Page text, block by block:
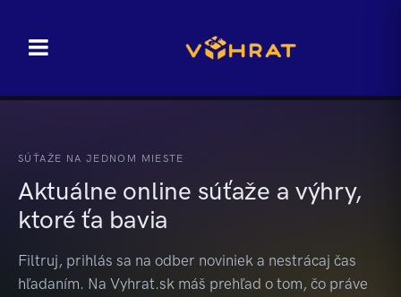
SÚŤAŽE NA JEDNOM MIESTE
Aktuálne online súťaže a výhry,
ktoré ťa bavia
Filtruj, prihlás sa na odber noviniek a nestrácaj čas
hľadaním. Na Vyhrat.sk máš prehľad o tom, čo práve